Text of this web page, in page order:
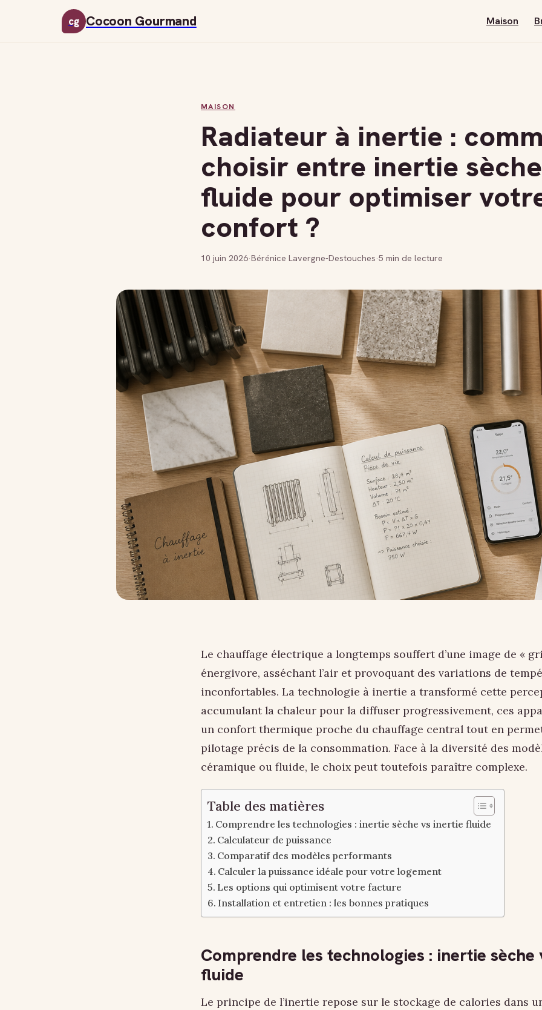
cg Cocoon Gourmand Maison
MAISON
Radiateur à inertie :
choisir entre inertie
fluide pour optimiser
confort ?
10 juin 2026·Bérénice Lavergne-Destouches·5 min de lecture
Le chauffage électrique a longtemps souffert d’une image de «
énergivore, asséchant l’air et provoquant des variations de
inconfortables. La technologie à inertie a transformé cette
accumulant la chaleur pour la diffuser progressivement, ces
un confort thermique proche du chauffage central tout en
pilotage précis de la consommation. Face à la diversité des
céramique ou fluide, le choix peut toutefois paraître complexe.
Table des matières
Comprendre les technologies : inertie sèche vs inertie fluide
Calculateur de puissance
Comparatif des modèles performants
Calculer la puissance idéale pour votre logement
Les options qui optimisent votre facture
Installation et entretien : les bonnes pratiques
Comprendre les technologies : inertie sèche
fluide
Le principe de l’inertie repose sur le stockage de calories dans